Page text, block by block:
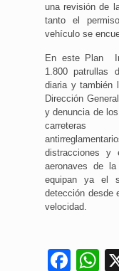
una revisión de
tanto el
vehículo se
En este Plan
1.800 patrullas
diaria y también
Dirección
y denuncia de
carreteras
distracciones y
aeronaves de
equipan ya el
detección desde
velocidad.